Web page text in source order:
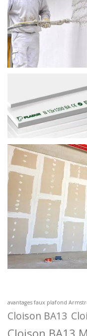
avantages faux plafond
Cloison BA13